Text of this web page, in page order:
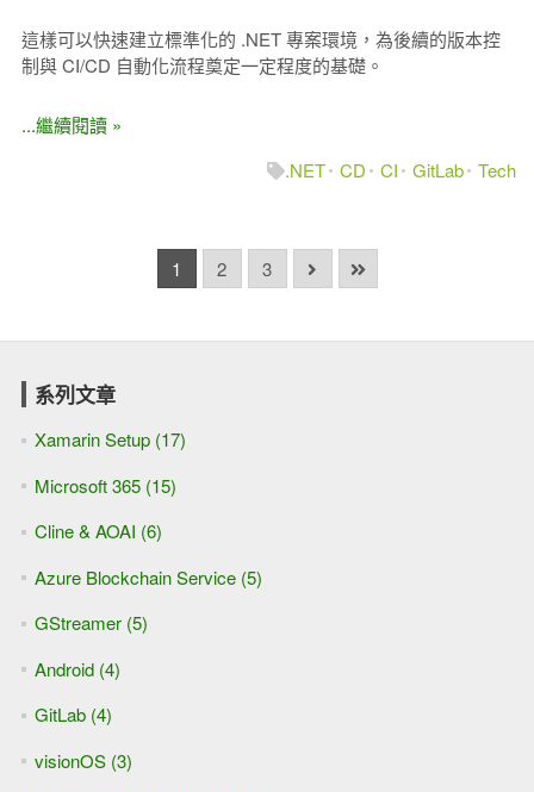
這樣可以快速建立標準化的 .NET 專案環境，為後續的版本控
制與 CI/CD 自動化流程奠定一定程度的基礎。
...繼續閱讀 »
.NET CD CI GitLab Tech
1 2 3
系列文章
Xamarin Setup (17)
Microsoft 365 (15)
Cline & AOAI (6)
Azure Blockchain Service (5)
GStreamer (5)
Android (4)
GitLab (4)
visionOS (3)